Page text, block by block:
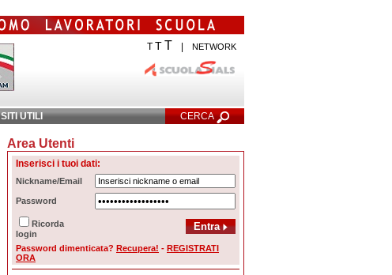
T TT NETWORK
SITI UTILI CERCA
Ricerca Avanzata
Area Utenti
Inserisci i tuoi dati:
Nickname/Email
Password
Ricorda
login
Password dimenticata? Recupera! - REGISTRATI
ORA